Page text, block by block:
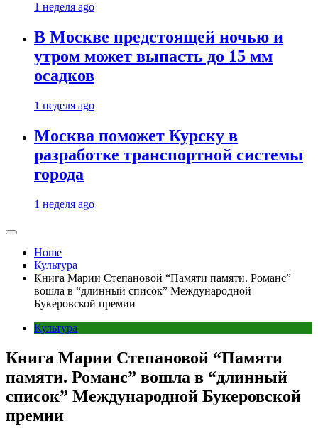
1 неделя ago
В Москве предстоящей ночью и
утром может выпасть до 15 мм
осадков
1 неделя ago
Москва поможет Курску в
разработке транспортной системы
города
1 неделя ago
Home
Культура
Книга Марии Степановой “Памяти памяти. Романс”
вошла в “длинный список” Международной
Букеровской премии
Культура
Книга Марии Степановой “Памяти
памяти. Романс” вошла в “длинный
список” Международной Букеровской
премии